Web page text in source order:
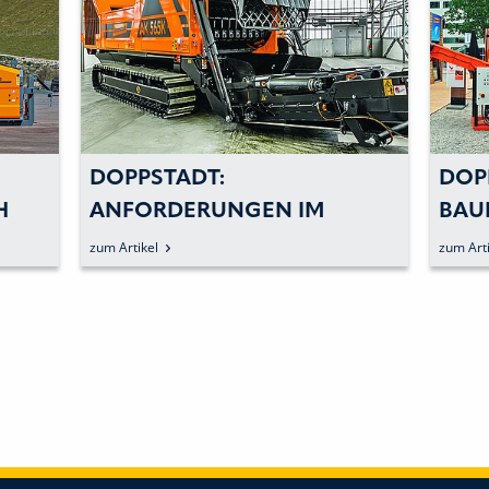
DOPPSTADT:
ANFORDERUNGEN IM
RECYCLING EINFACH UND
EFFIZIENT UMSETZEN
zum Artikel zum